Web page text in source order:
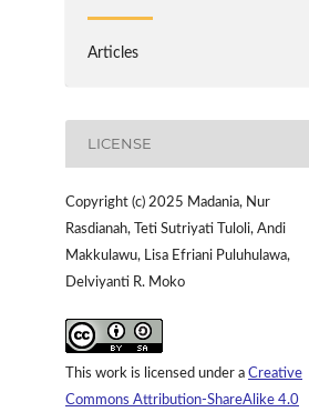
Articles
LICENSE
Copyright (c) 2025 Madania, Nur
Rasdianah, Teti Sutriyati Tuloli, Andi
Makkulawu, Lisa Efriani Puluhulawa,
Delviyanti R. Moko
This work is licensed under a Creative
Commons Attribution-ShareAlike 4.0